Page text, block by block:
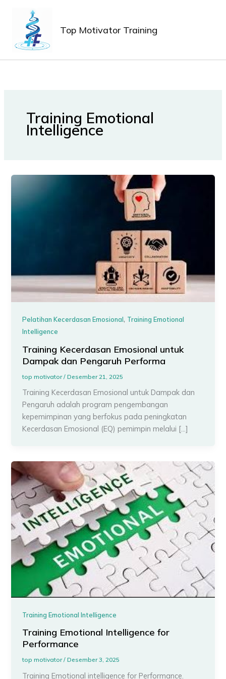
Top Motivator Training
Training Emotional
Intelligence
Pelatihan Kecerdasan Emosional, Training Emotional
Intelligence
Training Kecerdasan Emosional untuk
Dampak dan Pengaruh Performa
top motivator/Desember 21, 2025
Training Kecerdasan Emosional untuk Dampak dan
Pengaruh adalah program pengembangan
kepemimpinan yang berfokus pada peningkatan
Kecerdasan Emosional (EQ) pemimpin melalui […]
Training Emotional Intelligence
Training Emotional Intelligence for
Performance
top motivator/Desember 3, 2025
Training Emotional intelligence for Performance.